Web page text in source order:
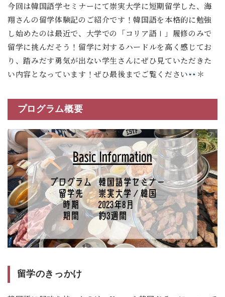
今回は韓国語学セミナーにて崇実大学に短期留学した、海
翔さんの留学体験記のご紹介です！韓国語を本格的に勉強
し始めたのは最近で、大学での「コリア語Ⅰ」履修のみで
留学に挑んだそう！留学に対するハードルを高く感じてお
り、踏みだす勇気が出ない学生さんにぜひ見ていただきた
い内容となっています！ぜひ最後までご覧ください
＊
プログラム概要
留学のきっかけ